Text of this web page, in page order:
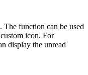
The function can be used
icon. For
display the unread